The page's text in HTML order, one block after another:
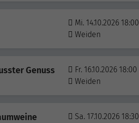
Mi. 14.10.2026 18:00
Weiden
Genuss
Fr. 16.10.2026 18:00
Weiden
Sa. 17.10.2026 18:30